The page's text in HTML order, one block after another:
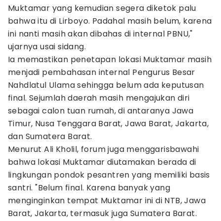
Muktamar yang kemudian segera diketok palu
bahwa itu di Lirboyo. Padahal masih belum, karena
ini nanti masih akan dibahas di internal PBNU,"
ujarnya usai sidang.
Ia memastikan penetapan lokasi Muktamar masih
menjadi pembahasan internal Pengurus Besar
Nahdlatul Ulama sehingga belum ada keputusan
final. Sejumlah daerah masih mengajukan diri
sebagai calon tuan rumah, di antaranya Jawa
Timur, Nusa Tenggara Barat, Jawa Barat, Jakarta,
dan Sumatera Barat.
Menurut Ali Kholil, forum juga menggarisbawahi
bahwa lokasi Muktamar diutamakan berada di
lingkungan pondok pesantren yang memiliki basis
santri. "Belum final. Karena banyak yang
menginginkan tempat Muktamar ini di NTB, Jawa
Barat, Jakarta, termasuk juga Sumatera Barat.